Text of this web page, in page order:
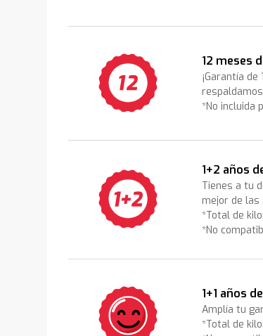
12 meses
¡Garantía
*No incluida
1+2 años
Tienes a tu
mejor de las
*Total de
*No
1+1 años
Amplía tu
*Total de